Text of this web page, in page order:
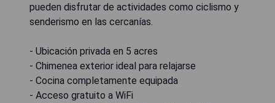
pueden disfrutar de actividades como ciclismo y
senderismo en las cercanías.
- Ubicación privada en 5 acres
- Chimenea exterior ideal para relajarse
- Cocina completamente equipada
- Acceso gratuito a WiFi